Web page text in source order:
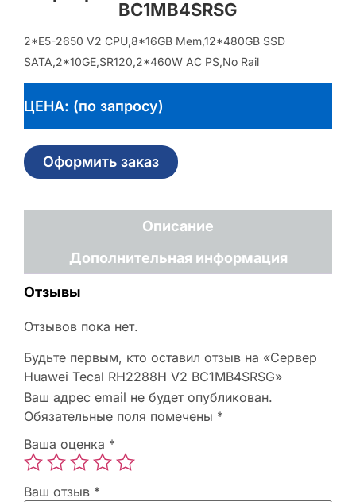
BC1MB4SRSG
2*E5-2650 V2 CPU,8*16GB Mem,12*480GB SSD
SATA,2*10GE,SR120,2*460W AC PS,No Rail
ЦЕНА: (по запросу)
Оформить заказ
Описание
Дополнительная информация
Отзывы
Отзывов пока нет.
Будьте первым, кто оставил отзыв на «Сервер
Huawei Tecal RH2288H V2 BC1MB4SRSG»
Ваш адрес email не будет опубликован.
Обязательные поля помечены *
Ваша оценка *
Ваш отзыв *